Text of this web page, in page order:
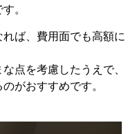
。
ば、費用面でも高額に
点を考慮したうえで、
がおすすめです。